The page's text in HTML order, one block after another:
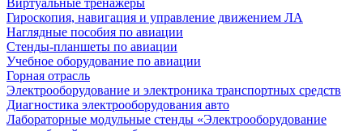
Виртуальные тренажеры
Гироскопия, навигация и управление движением ЛА
Наглядные пособия по авиации
Стенды-планшеты по авиации
Учебное оборудование по авиации
Горная отрасль
Электрооборудование и электроника транспортных средств
Диагностика электрооборудования авто
Лабораторные модульные стенды «Электрооборудование